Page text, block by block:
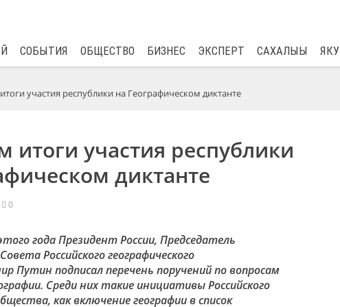
СОБЫТИЯ ОБЩЕСТВО БИЗНЕС ЭКСПЕРТ САХАЛЫЫ
участия республики на Географическом диктанте
итоги участия республики
диктанте
0
года Президент России, Председатель
Российского географического
Путин подписал перечень поручений по вопросам
Среди них такие инициативы Российского
, как включение географии в список